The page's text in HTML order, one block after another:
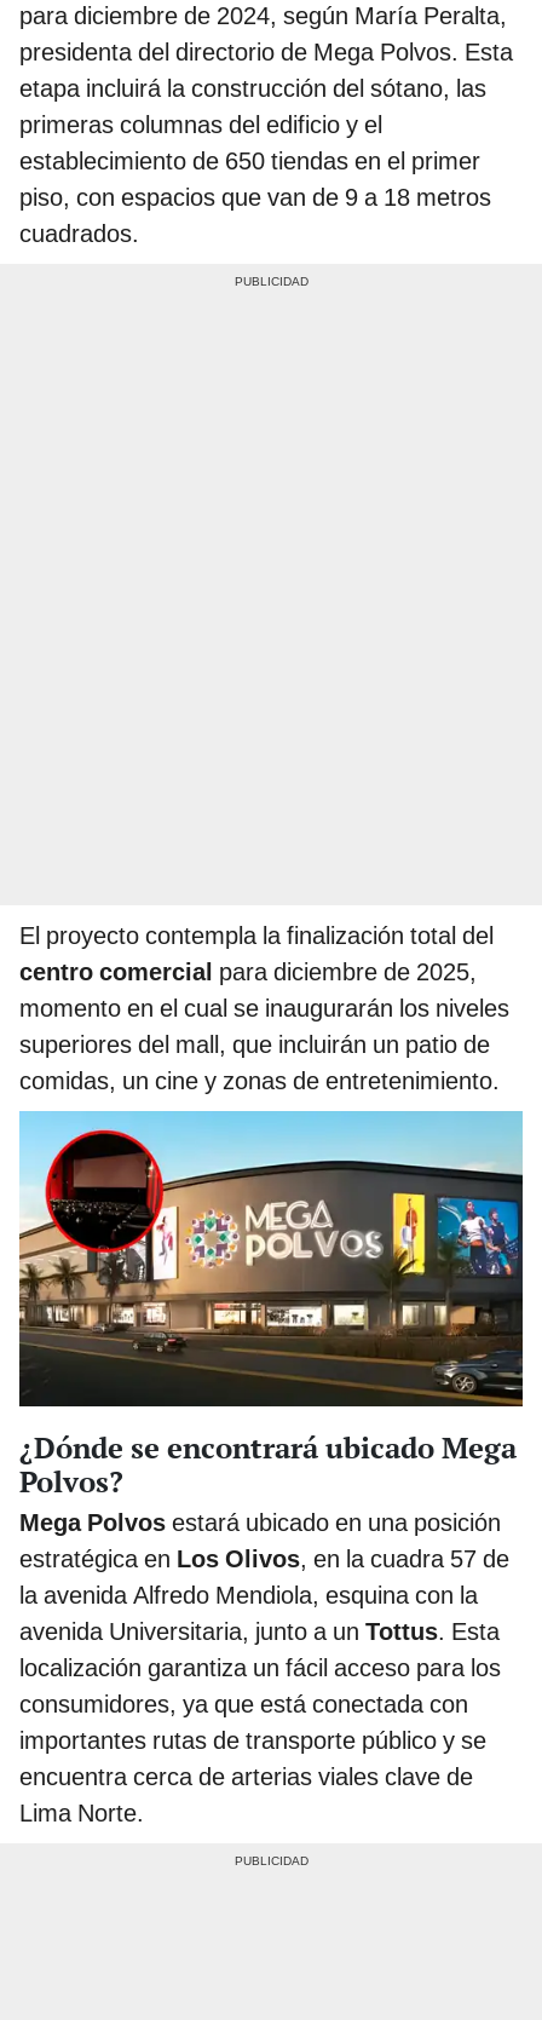
para diciembre de 2024, según María Peralta,
presidenta del directorio de Mega Polvos. Esta
etapa incluirá la construcción del sótano, las
primeras columnas del edificio y el
establecimiento de 650 tiendas en el primer
piso, con espacios que van de 9 a 18 metros
cuadrados.
El proyecto contempla la finalización total del
centro comercial para diciembre de 2025,
momento en el cual se inaugurarán los niveles
superiores del mall, que incluirán un patio de
comidas, un cine y zonas de entretenimiento.
¿Dónde se encontrará ubicado Mega
Polvos?
Mega Polvos estará ubicado en una posición
estratégica en Los Olivos, en la cuadra 57 de
la avenida Alfredo Mendiola, esquina con la
avenida Universitaria, junto a un Tottus. Esta
localización garantiza un fácil acceso para los
consumidores, ya que está conectada con
importantes rutas de transporte público y se
encuentra cerca de arterias viales clave de
Lima Norte.